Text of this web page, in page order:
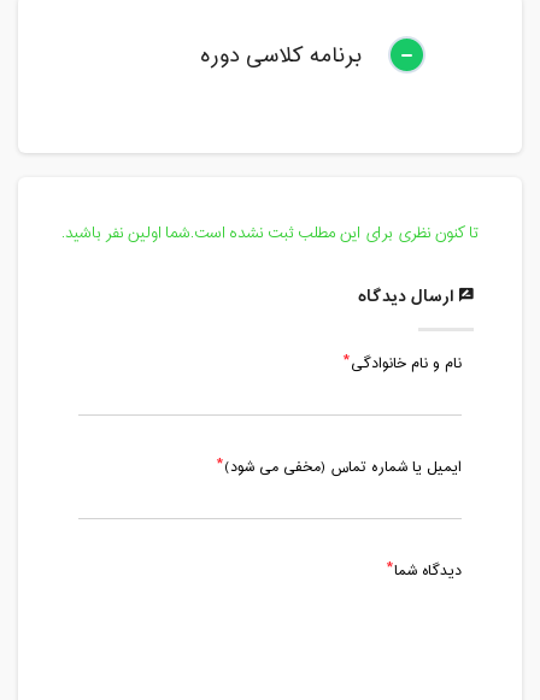
برنامه کلاسی دوره
تا کنون نظری برای این مطلب ثبت نشده است.شما اولین نفر باشید.
ارسال دیدگاه
نام و نام خانوادگی
ایمیل یا شماره تماس (مخفی می شود)
دیدگاه شما